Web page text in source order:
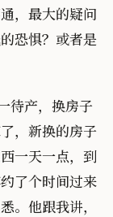
，最大的疑问
恐惧？或者是
待产，换房子
，新换的房子
一天一点，到
了个时间过来
。他跟我讲，